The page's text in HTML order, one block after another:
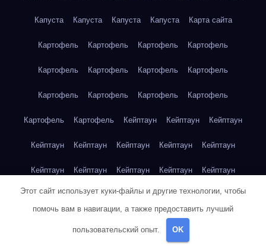
Капуста Капуста Капуста Капуста Карта сайта
Картофель Картофель Картофель Картофель
Картофель Картофель Картофель Картофель
Картофель Картофель Картофель Картофель
Картофель Картофель Кейптаун Кейптаун Кейптаун
Кейптаун Кейптаун Кейптаун Кейптаун Кейптаун
Кейптаун Кейптаун Кейптаун Кейптаун Кейптаун
Кейптаун Кейптаун Кейптаун Кейптаун Кейптаун
Клубника
Красноярск
Этот сайт использует куки-файлы и другие технологии, чтобы
помочь вам в навигации, а также предоставить лучший
пользовательский опыт. OK